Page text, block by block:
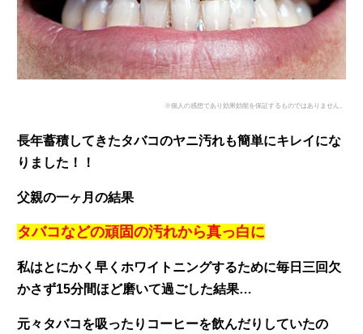
※個人の感想であり効果効能を保証するものではありません。
長年蓄積してきたタバコのヤニ汚れも簡単にキレイにな
りました！！
父親の一ヶ月の結果
タバコなどの頑固の汚れから真っ白に
私はとにかく早くホワイトニングするために毎日三回欠
かさず15分間ほど磨いて過ごした結果…
元々タバコを吸ったりコーヒーを飲んだりしていたの